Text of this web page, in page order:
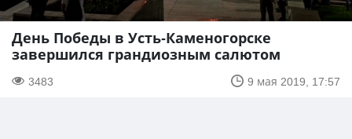
День Победы в Усть-Каменогорске
завершился грандиозным салютом
3483 9 мая 2019, 17:57